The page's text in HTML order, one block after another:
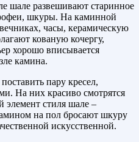
шале развешивают старинное
шкуры. На каминной
часы, керамическую
кованую кочергу,
хорошо вписывается
камина.
пару кресел,
На них красиво смотрятся
элемент стиля шале –
на пол бросают шкуру
искусственной.